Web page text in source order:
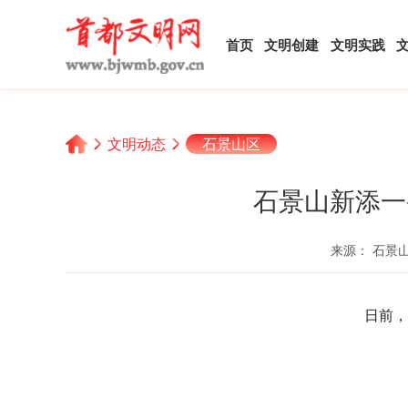
首页 文明创建 文明实践
文明动态 石景山区
石景山新添
来源： 石景
日前